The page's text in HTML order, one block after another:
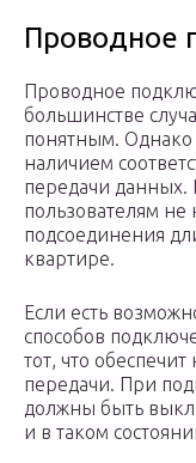
Проводное
Проводное
большинстве
понятным. Однако
наличием
передачи данных.
пользователям не
подсоединения
квартире.
Если есть
способов
тот, что
передачи. При
должны быть
и в таком